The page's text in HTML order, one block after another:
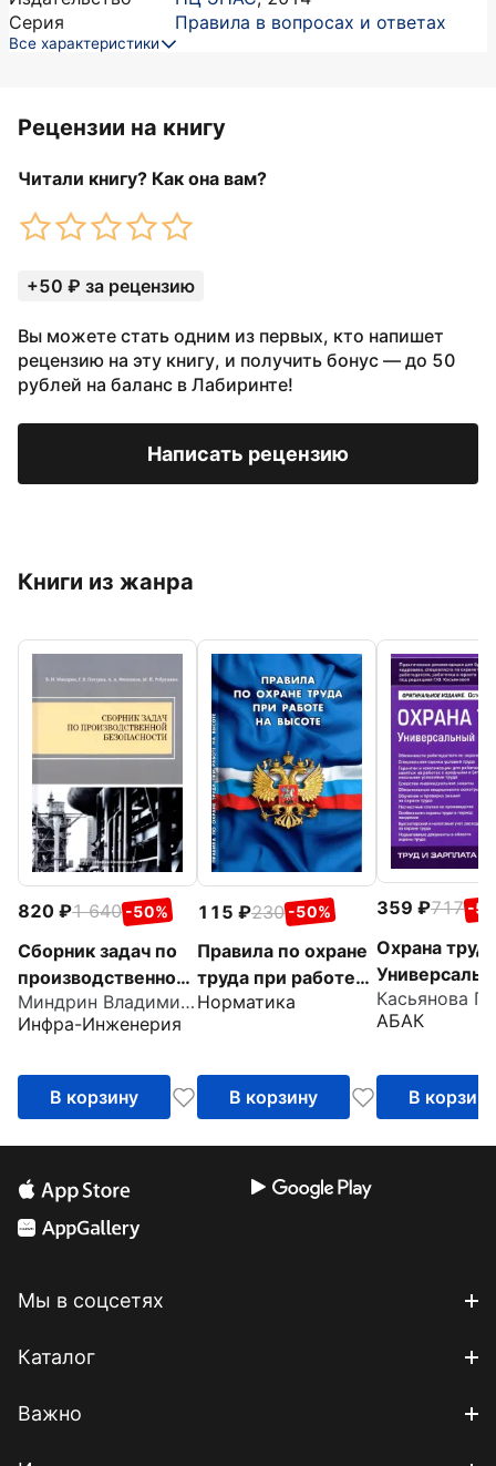
Серия
Правила в вопросах и ответах
Все характеристики
Рецензии на книгу
Читали книгу? Как она вам?
+50 ₽ за рецензию
Вы можете стать одним из первых, кто напишет
рецензию на эту книгу, и получить бонус — до 50
рублей на баланс в Лабиринте!
Написать рецензию
Книги из жанра
820 1 640 -50%
Сборник задач по
производственной
безопасности
Миндрин Владимир Иванович
Инфра-Инженерия
В корзину
115 230 -50%
Правила по охране
труда при работе
на высоте
Норматика
В корзину
359 717 -
Охрана
справочник
АБАК
В корзину
Мы в соцсетях
Каталог
Важно